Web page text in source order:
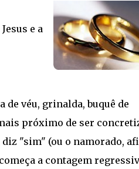
e a
véu, grinalda, buquê de
próximo de ser
"sim" (ou o namorado,
a contagem